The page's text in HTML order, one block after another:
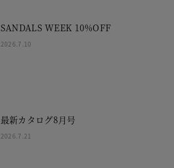
SANDALS WEEK 10%OFF
2026.7.10
最新カタログ8月号
2026.7.21